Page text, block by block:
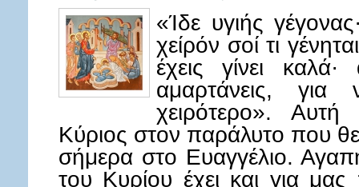
«Ίδε υγιής
χείρόν σοί τι
έχεις γίνει
αμαρτάνεις,
χειρότερο».
Κύριος στον παράλυτο που
σήμερα στο Ευαγγέλιο.
του Κυρίου έχει και για